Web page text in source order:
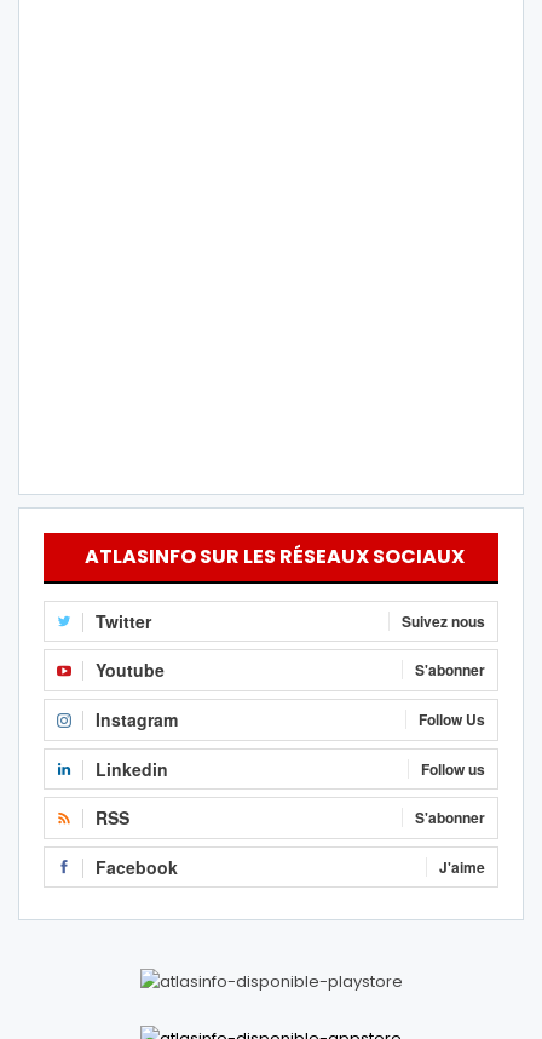
ATLASINFO SUR LES RÉSEAUX SOCIAUX
Twitter Suivez nous
Youtube S'abonner
Instagram Follow Us
Linkedin Follow us
RSS S'abonner
Facebook J'aime